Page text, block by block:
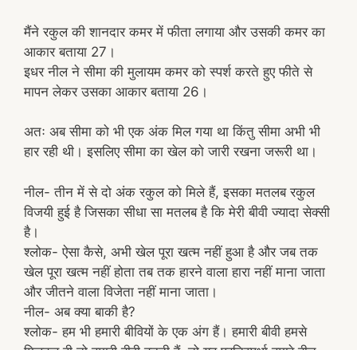
मैंने रकुल की शानदार कमर में फीता लगाया और उसकी कमर का
आकार बताया 27।
इधर नील ने सीमा की मुलायम कमर को स्पर्श करते हुए फीते से
मापन लेकर उसका आकार बताया 26।
अतः अब सीमा को भी एक अंक मिल गया था किंतु सीमा अभी भी
हार रही थी। इसलिए सीमा का खेल को जारी रखना जरूरी था।
नील- तीन में से दो अंक रकुल को मिले हैं, इसका मतलब रकुल
विजयी हुई है जिसका सीधा सा मतलब है कि मेरी बीवी ज्यादा सेक्सी
है।
श्लोक- ऐसा कैसे, अभी खेल पूरा खत्म नहीं हुआ है और जब तक
खेल पूरा खत्म नहीं होता तब तक हारने वाला हारा नहीं माना जाता
और जीतने वाला विजेता नहीं माना जाता।
नील- अब क्या बाकी है?
श्लोक- हम भी हमारी बीवियों के एक अंग हैं। हमारी बीवी हमसे